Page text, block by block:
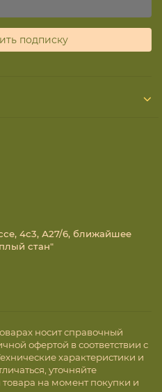
подписку
4с3, А27/6, ближайшее
стан"
носит справочный
офертой в соответствии с
характеристики и
уточняйте
товара на момент покупки и